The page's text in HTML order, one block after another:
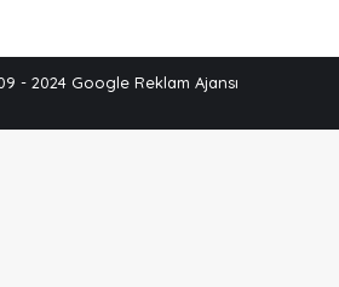
- 2024 Google Reklam Ajansı